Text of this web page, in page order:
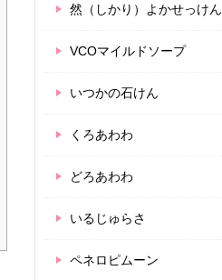
然（しかり）よかせっけん
VCOマイルドソープ
いつかの石けん
くろあわわ
どろあわわ
いるじゅらさ
ペネロピムーン